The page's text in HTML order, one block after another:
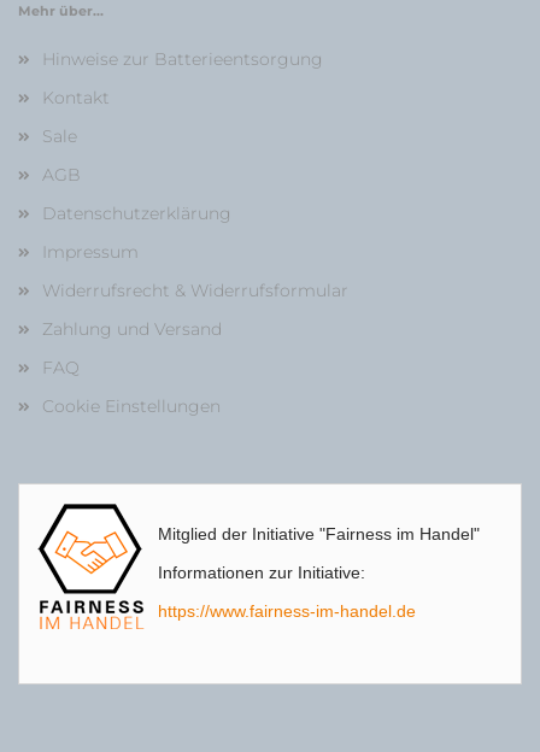
Mehr über...
Hinweise zur Batterieentsorgung
Kontakt
Sale
AGB
Datenschutzerklärung
Impressum
Widerrufsrecht & Widerrufsformular
Zahlung und Versand
FAQ
Cookie Einstellungen
Mitglied der Initiative "Fairness im Handel"
Informationen zur Initiative:
https://www.fairness-im-handel.de